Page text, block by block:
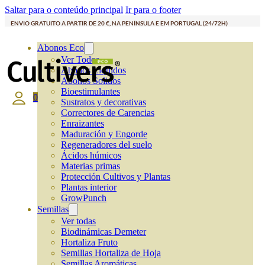
Saltar para o conteúdo principal Ir para o footer
ENVIO GRATUITO A PARTIR DE 20 €, NA PENÍNSULA E EM PORTUGAL (24/72H)
Abonos Eco
Ver Todos
Abonos Líquidos
Abonos Solidos
Bioestimulantes
Sustratos y decorativas
Correctores de Carencias
Enraizantes
Maduración y Engorde
Regeneradores del suelo
Ácidos húmicos
Materias primas
Protección Cultivos y Plantas
Plantas interior
GrowPunch
Semillas
Ver todas
Biodinámicas Demeter
Hortaliza Fruto
Semillas Hortaliza de Hoja
0